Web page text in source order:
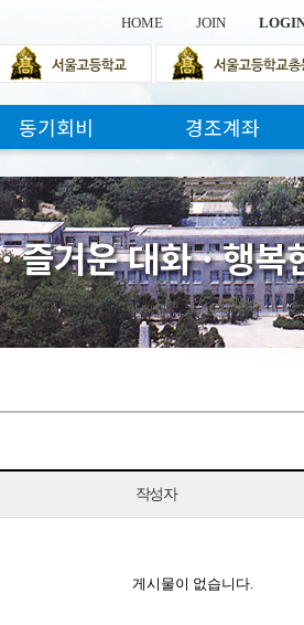
HOME JOIN
동기회비 경조계좌
·즐거운대화·행복
작성자
게시물이 없습니다.